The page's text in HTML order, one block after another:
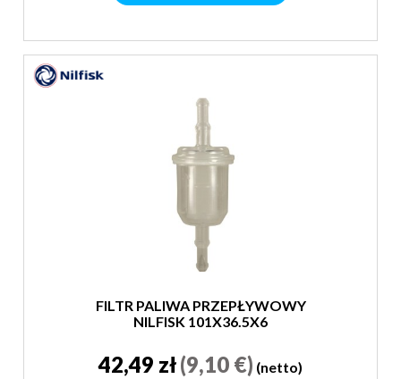
FILTR PALIWA PRZEPŁYWOWY
NILFISK 101X36.5X6
42,49 zł(9,10 €) (netto)